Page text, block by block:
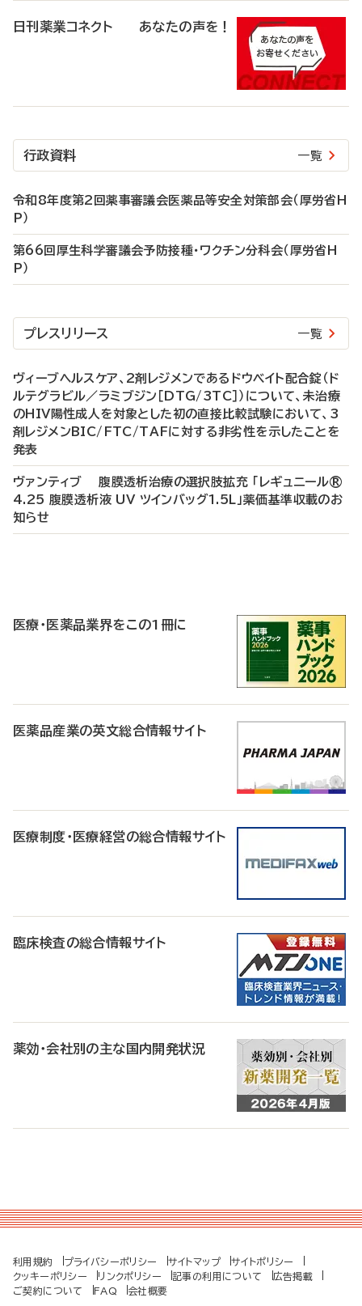
日刊薬業コネクト あなたの声を！
行政資料 一覧
令和8年度第2回薬事審議会医薬品等安全対策部会（厚労省H
P）
第66回厚生科学審議会予防接種・ワクチン分科会（厚労省H
P）
プレスリリース 一覧
ヴィーブヘルスケア、2剤レジメンであるドウベイト配合錠（ド
ルテグラビル／ラミブジン［DTG/3TC］）について、未治療
のHIV陽性成人を対象とした初の直接比較試験において、3
剤レジメンBIC/FTC/TAFに対する非劣性を示したことを
発表
ヴァンティブ 腹膜透析治療の選択肢拡充 「レギュニール®
4.25 腹膜透析液 UV ツインバッグ1.5L」薬価基準収載のお
知らせ
医療・医薬品業界をこの1冊に
医薬品産業の英文総合情報サイト
医療制度・医療経営の総合情報サイト
臨床検査の総合情報サイト
薬効・会社別の主な国内開発状況
利用規約 プライバシーポリシー サイトマップ
サイトポリシー
クッキーポリシー
リンクポリシー 記事の利用について
広告掲載
ご契約について
FAQ 会社概要